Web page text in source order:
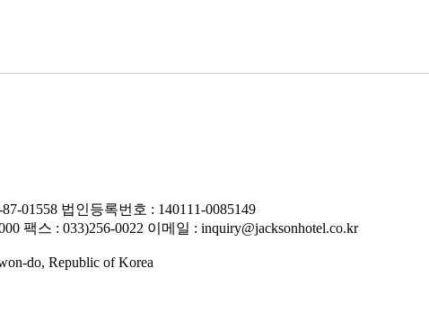
01558 법인등록번호 : 140111-0085149
팩스 : 033)256-0022 이메일 : inquiry@jacksonhotel.co.kr
do, Republic of Korea